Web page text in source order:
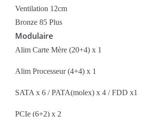
Ventilation 12cm
Bronze 85 Plus
Modulaire
Alim Carte Mère (20+4) x 1
Alim Processeur (4+4) x 1
SATA x 6 / PATA(molex) x 4 / FDD x1
PCIe (6+2) x 2